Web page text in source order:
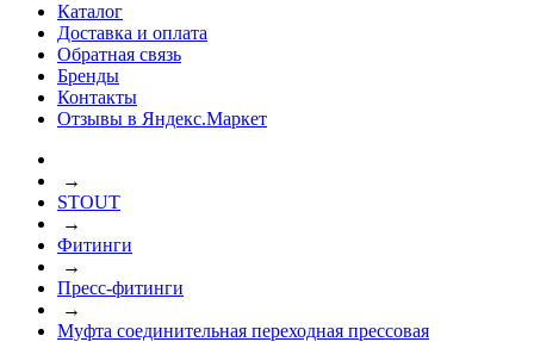
Каталог
Доставка и оплата
Обратная связь
Бренды
Контакты
Отзывы в Яндекс.Маркет
→
STOUT
→
Фитинги
→
Пресс-фитинги
→
Муфта соединительная переходная прессовая